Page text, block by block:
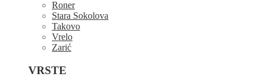
Roner
Stara Sokolova
Takovo
Vrelo
Zarić
VRSTE